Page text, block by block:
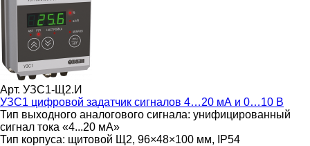
Арт. УЗС1-Щ2.И
УЗС1 цифровой задатчик сигналов 4…20 мА и 0…10 В
Тип выходного аналогового сигнала: унифицированный
сигнал тока «4...20 мА»
Тип корпуса: щитовой Щ2, 96×48×100 мм, IP54